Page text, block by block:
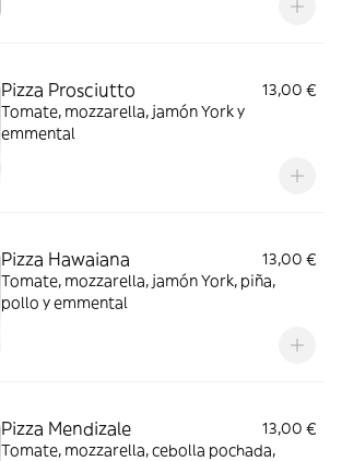
Pizza Prosciutto
13,00 €
Tomate, mozzarella, jamón York y
emmental
Pizza Hawaiana
13,00 €
Tomate, mozzarella, jamón York, piña,
pollo y emmental
Pizza Mendizale
13,00 €
Tomate, mozzarella, cebolla pochada,